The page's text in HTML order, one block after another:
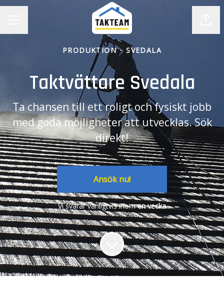
PRODUKTION · SVEDALA
Taktvättare Svedala
Ta chansen till ett roligt och fysiskt jobb
med goda möjligheter att utvecklas. Sök
direkt!
Ansök nu!
Vi svarar vanligtvis inomen vecka